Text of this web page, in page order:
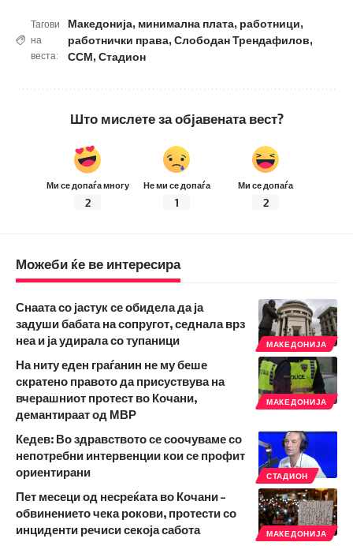
Тагови
на
веста:
Македонија, минимална плата, работници,
работнички права, Слободан Трендафилов,
ССМ, Стадион
Што мислете за објавената вест?
Ми се допаѓа многу
2
Не ми се допаѓа
1
Ми се допаѓа
2
Можеби ќе ве интересира
МАКЕДОНИЈА
Снаата со јастук се обидела да ја
задуши бабата на сопругот, седнала врз
неа и ја удирала со тупаници
МАКЕДОНИЈА
На ниту еден граѓанин не му беше
скратено правото да присуствува на
вчерашниот протест во Кочани,
демантираат од МВР
СТАДИОН
Кедев: Во здравството се соочуваме со
непотребни интервенции кои се профит
ориентирани
МАКЕДОНИЈА
Пет месеци од несреќата во Кочани –
обвинението чека рокови, протести со
инциденти речиси секоја сабота